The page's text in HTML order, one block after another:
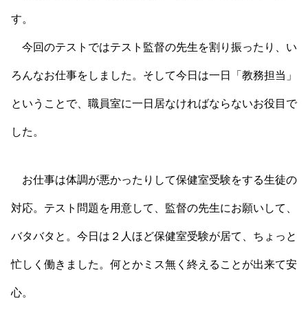
す。
今回のテストではテスト監督の先生を割り振ったり、い
ろんなお仕事をしました。そして今日は一日「教務担当」
ということで、職員室に一日居なければならないお役目で
した。
お仕事は体調が悪かったりして保健室受験をする生徒の
対応。テスト問題を用意して、監督の先生にお願いして、
バタバタと。今日は２人ほど保健室受験が居て、ちょっと
忙しく働きました。何とかミス無く終えることが出来て安
心。